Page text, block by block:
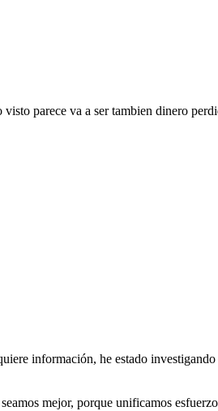
parece va a ser tambien dinero
información, he estado
mejor, porque unificamos